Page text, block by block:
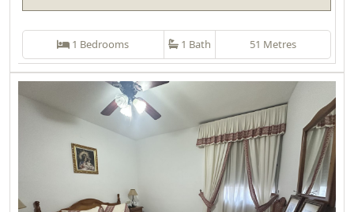
1 Bedrooms 1 Bath 51 Metres